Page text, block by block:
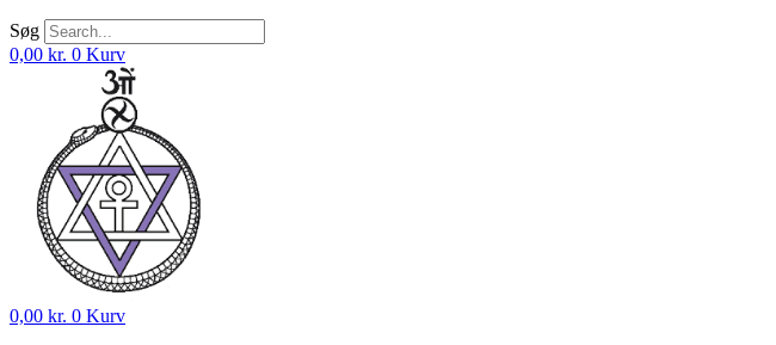
Søg
0,00 kr. 0 Kurv
0,00 kr. 0 Kurv